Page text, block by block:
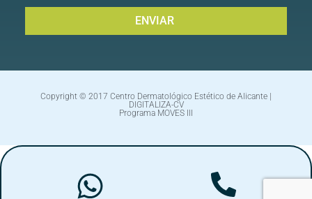
ENVIAR
Copyright © 2017 Centro Dermatológico Estético de Alicante |
DIGITALIZA-CV
Programa MOVES III